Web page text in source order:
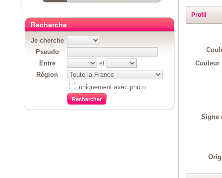
Profil
Couleur
Signe
Recherche
Je cherche
Pseudo
Entre
et
Région
uniquement avec photo